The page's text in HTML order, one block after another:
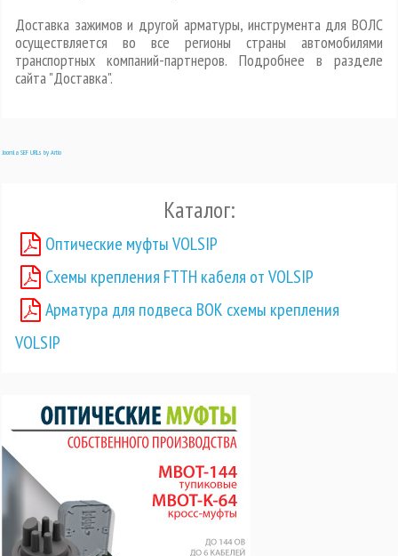
Доставка зажимов и другой арматуры, инструмента для ВОЛС
осуществляется во все регионы страны автомобилями
транспортных компаний-партнеров. Подробнее в разделе
сайта"Доставка".
Joomla SEF URLs by Artio
Каталог:
Оптические муфты VOLSIP
Схемы крепления FTTH кабеля от VOLSIP
Арматура для подвеса ВОК схемы крепления
VOLSIP